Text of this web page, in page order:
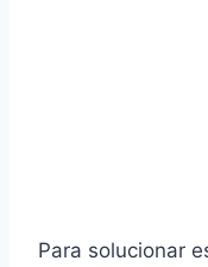
Para solucionar